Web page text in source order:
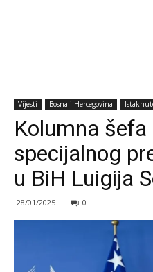
Vijesti Bosna i Hercegovina
Kolumna šefa
specijalnog
u BiH Luigija
28/01/2025 0